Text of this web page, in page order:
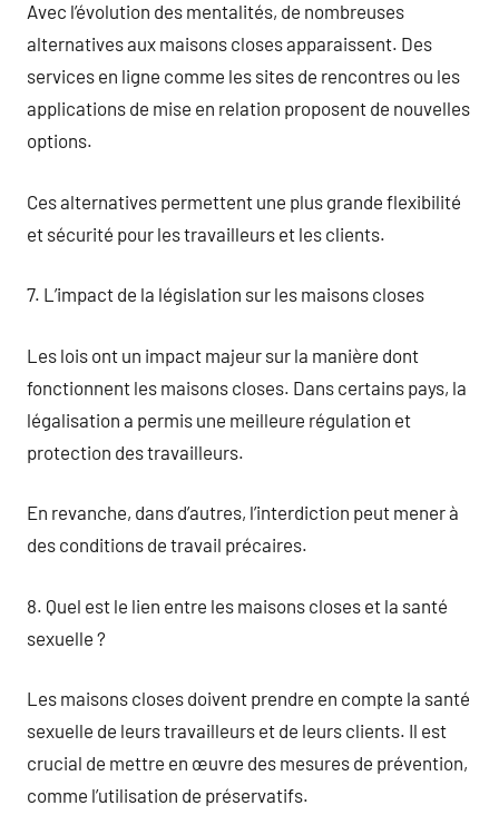
Avec l’évolution des mentalités, de nombreuses
alternatives aux maisons closes apparaissent. Des
services en ligne comme les sites de rencontres ou les
applications de mise en relation proposent de nouvelles
options.
Ces alternatives permettent une plus grande flexibilité
et sécurité pour les travailleurs et les clients.
7. L’impact de la législation sur les maisons closes
Les lois ont un impact majeur sur la manière dont
fonctionnent les maisons closes. Dans certains pays, la
légalisation a permis une meilleure régulation et
protection des travailleurs.
En revanche, dans d’autres, l’interdiction peut mener à
des conditions de travail précaires.
8. Quel est le lien entre les maisons closes et la santé
sexuelle ?
Les maisons closes doivent prendre en compte la santé
sexuelle de leurs travailleurs et de leurs clients. Il est
crucial de mettre en œuvre des mesures de prévention,
comme l’utilisation de préservatifs.